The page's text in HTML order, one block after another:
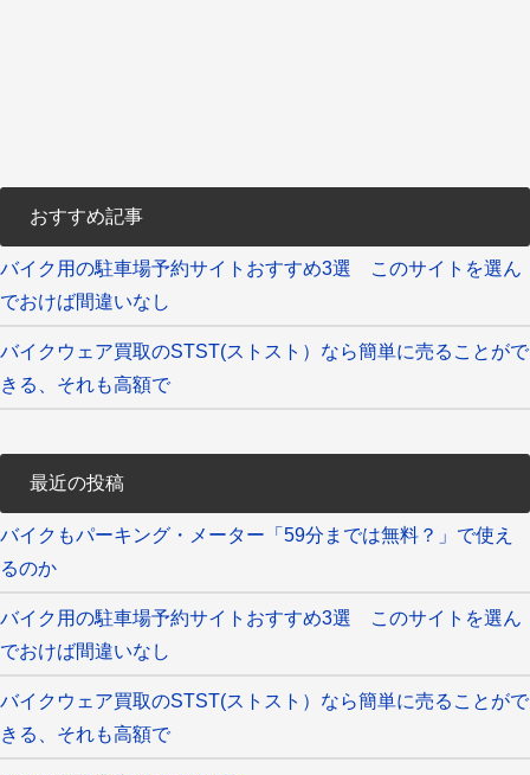
おすすめ記事
バイク用の駐車場予約サイトおすすめ3選 このサイトを選ん
でおけば間違いなし
バイクウェア買取のSTST(ストスト）なら簡単に売ることがで
きる、それも高額で
最近の投稿
バイクもパーキング・メーター「59分までは無料？」で使え
るのか
バイク用の駐車場予約サイトおすすめ3選 このサイトを選ん
でおけば間違いなし
バイクウェア買取のSTST(ストスト）なら簡単に売ることがで
きる、それも高額で